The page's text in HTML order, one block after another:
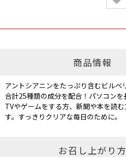
商品情報
アントシアニンをたっぷり含むビルベ
合計25種類の成分を配合！パソコンを
TVやゲームをする方、新聞や本を読
す。すっきりクリアな毎日のために。
お召し上がり方